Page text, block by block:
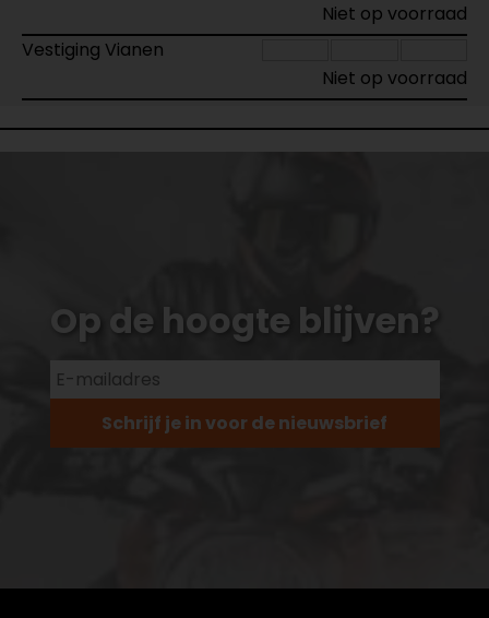
Niet op voorraad
Vestiging Vianen
Niet op voorraad
Op de hoogte blijven?
Schrijf je in voor de nieuwsbrief